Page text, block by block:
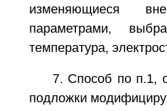
изменяющиеся
параметрами,
температура,
7. Способ по п.1,
подложки